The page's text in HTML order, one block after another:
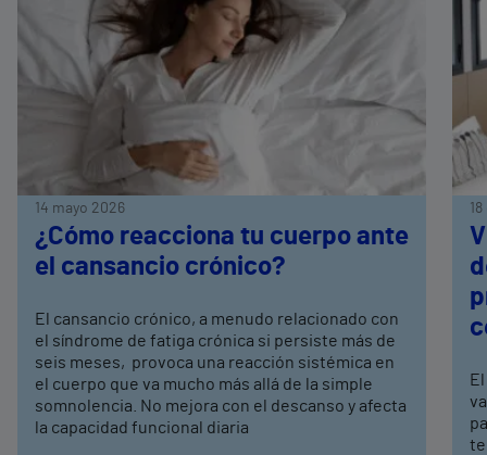
14 mayo 2026
¿Cómo reacciona tu cuerpo ante
el cansancio crónico?
El cansancio crónico, a menudo relacionado con
el síndrome de fatiga crónica si persiste más de
seis meses, provoca una reacción sistémica en
el cuerpo que va mucho más allá de la simple
somnolencia. No mejora con el descanso y afecta
la capacidad funcional diaria